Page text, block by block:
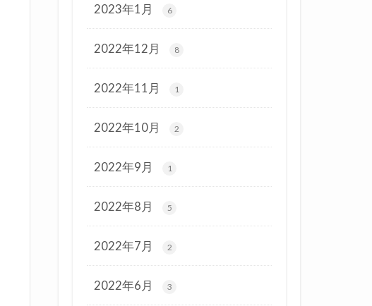
2023年1月 6
2022年12月 8
2022年11月 1
2022年10月 2
2022年9月 1
2022年8月 5
2022年7月 2
2022年6月 3